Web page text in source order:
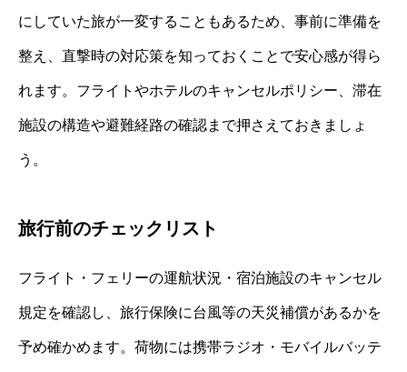
にしていた旅が一変することもあるため、事前に準備を
整え、直撃時の対応策を知っておくことで安心感が得ら
れます。フライトやホテルのキャンセルポリシー、滞在
施設の構造や避難経路の確認まで押さえておきましょ
う。
旅行前のチェックリスト
フライト・フェリーの運航状況・宿泊施設のキャンセル
規定を確認し、旅行保険に台風等の天災補償があるかを
予め確かめます。荷物には携帯ラジオ・モバイルバッテ